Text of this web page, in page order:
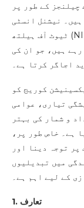
کے طور پر
نیشنل انسٹی
ٹیوٹ آف ہیلتھ (NIH) اور صوبائی صحت کے محکمے ان بیماریوں
ہیں، جو ان کی
اجاگر کرتا ہے۔
کوریج کو
تیاری، عوامی
و شمار کی بہتر
ہے۔ خاص طور پر،
توجہ دینا اور
میں تبدیلیوں
کے لیے اہم ہے۔
1. تعارف